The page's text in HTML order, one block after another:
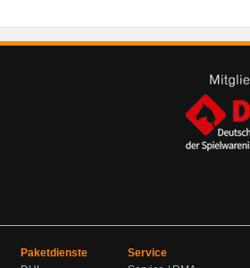
Paketdienste
Service